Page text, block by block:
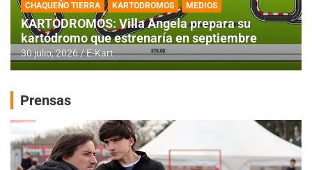
CHAQUEÑO TIERRA KARTODROMOS MEDIOS
KARTODROMOS: Villa Angela prepara su
kartódromo que estrenaría en septiembre
30 julio, 2026 E-Kart
Prensas